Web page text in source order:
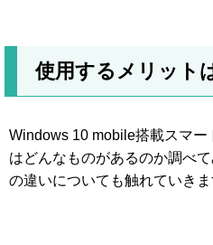
使用するメリット
Windows 10 mobile搭載スマー
はどんなものがあるのか調べ
の違いについても触れていきま